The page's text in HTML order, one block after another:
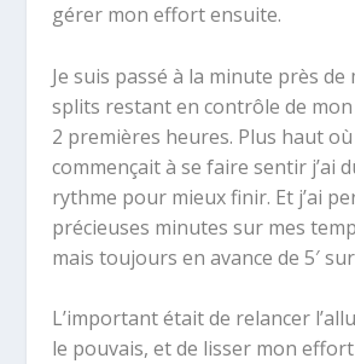
gérer mon effort ensuite.
Je suis passé à la minute près de
splits restant en contrôle de
2 premières heures. Plus haut où
commençait à se faire sentir j’ai
rythme pour mieux finir. Et j’ai
précieuses minutes sur mes
mais toujours en avance de 5′
L’important était de relancer
le pouvais, et de lisser mon